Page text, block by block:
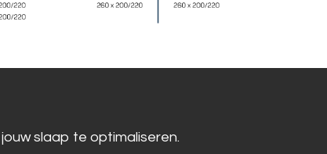
slaap te optimaliseren.